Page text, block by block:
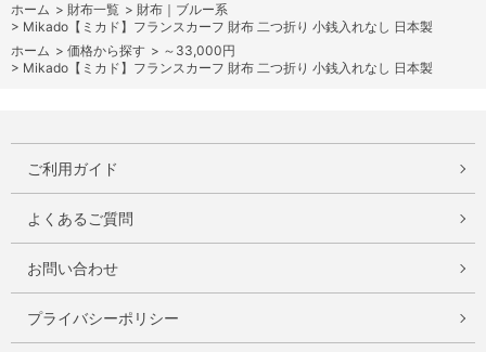
ホーム > 財布一覧 > 財布｜ブルー系
> Mikado【ミカド】フランスカーフ 財布 二つ折り 小銭入れなし 日本製
ホーム > 価格から探す > ～33,000円
> Mikado【ミカド】フランスカーフ 財布 二つ折り 小銭入れなし 日本製
ご利用ガイド
よくあるご質問
お問い合わせ
プライバシーポリシー